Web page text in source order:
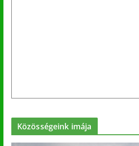
Közösségeink imája